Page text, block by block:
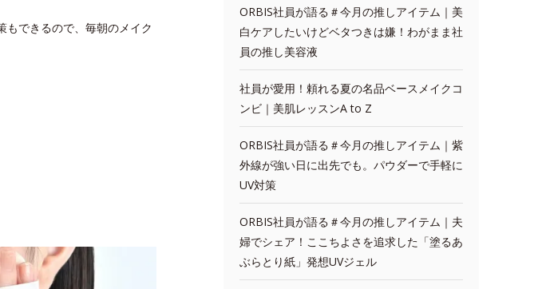
もできるので、毎朝のメイク
ORBIS社員が語る＃今月の推しアイテム｜美
白ケアしたいけどベタつきは嫌！わがまま社
員の推し美容液
社員が愛用！頼れる夏の名品ベースメイクコ
ンビ｜美肌レッスンA to Z
ORBIS社員が語る＃今月の推しアイテム｜紫
外線が強い日に出先でも。パウダーで手軽に
UV対策
ORBIS社員が語る＃今月の推しアイテム｜夫
婦でシェア！ここちよさを追求した「塗るあ
ぶらとり紙」発想UVジェル